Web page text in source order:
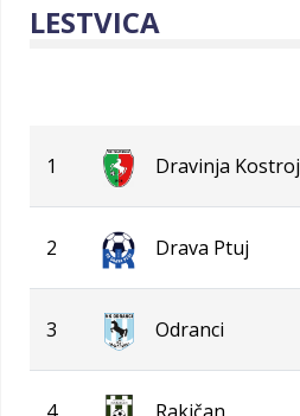
LESTVICA
1 Dravinja Kostroj
2 Drava Ptuj
3 Odranci